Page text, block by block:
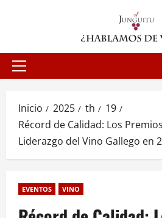
Menú
Inicio 2025 th
19
Récord de Calidad: Los
Liderazgo del Vino Gallego en
EVENTOS VINO